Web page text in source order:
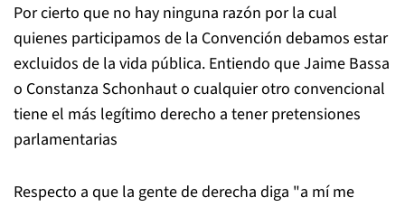
Por cierto que no hay ninguna razón por la cual
quienes participamos de la Convención debamos estar
excluidos de la vida pública. Entiendo que Jaime Bassa
o Constanza Schonhaut o cualquier otro convencional
tiene el más legítimo derecho a tener pretensiones
parlamentarias
Respecto a que la gente de derecha diga "a mí me